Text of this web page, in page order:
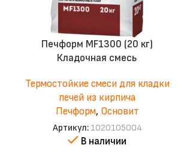
Печформ MF1300 (20 кг)
Кладочная смесь
Термостойкие смеси для кладки
печей из кирпича
Печформ, Основит
Артикул: 1020105004
В наличии